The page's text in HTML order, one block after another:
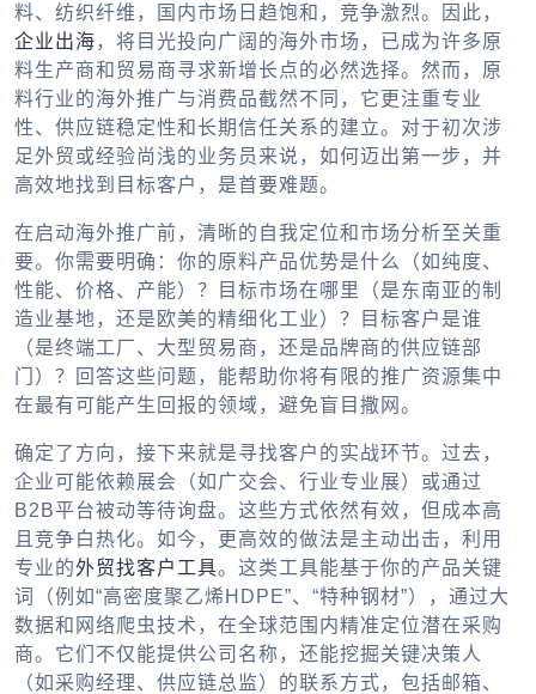
料、纺织纤维，国内市场日趋饱和，竞争激烈。因此，
企业出海 ，将目光投向广阔的海外市场，已成为许多原
料生产商和贸易商寻求新增长点的必然选择。然而，原
料行业的海外推广与消费品截然不同，它更注重专业
性、供应链稳定性和长期信任关系的建立。对于初次涉
足外贸或经验尚浅的业务员来说，如何迈出第一步，并
高效地找到目标客户，是首要难题。
在启动海外推广前，清晰的自我定位和市场分析至关重
要。你需要明确：你的原料产品优势是什么（如纯度、
性能、价格、产能）？目标市场在哪里（是东南亚的制
造业基地，还是欧美的精细化工业）？目标客户是谁
（是终端工厂、大型贸易商，还是品牌商的供应链部
门）？回答这些问题，能帮助你将有限的推广资源集中
在最有可能产生回报的领域，避免盲目撒网。
确定了方向，接下来就是寻找客户的实战环节。过去，
企业可能依赖展会（如广交会、行业专业展）或通过
B2B平台被动等待询盘。这些方式依然有效，但成本高
且竞争白热化。如今，更高效的做法是主动出击，利用
专业的外贸找客户工具。这类工具能基于你的产品关键
词（例如“高密度聚乙烯HDPE”、“特种钢材”），通过大
数据和网络爬虫技术，在全球范围内精准定位潜在采购
商。它们不仅能提供公司名称，还能挖掘关键决策人
（如采购经理、供应链总监）的联系方式，包括邮箱、